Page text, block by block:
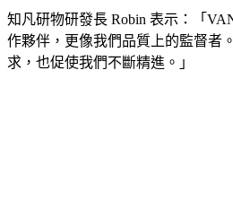
知凡研物研發長 Robin 表示：「
作夥伴，更像我們品質上的監督者
求，也促使我們不斷精進。」